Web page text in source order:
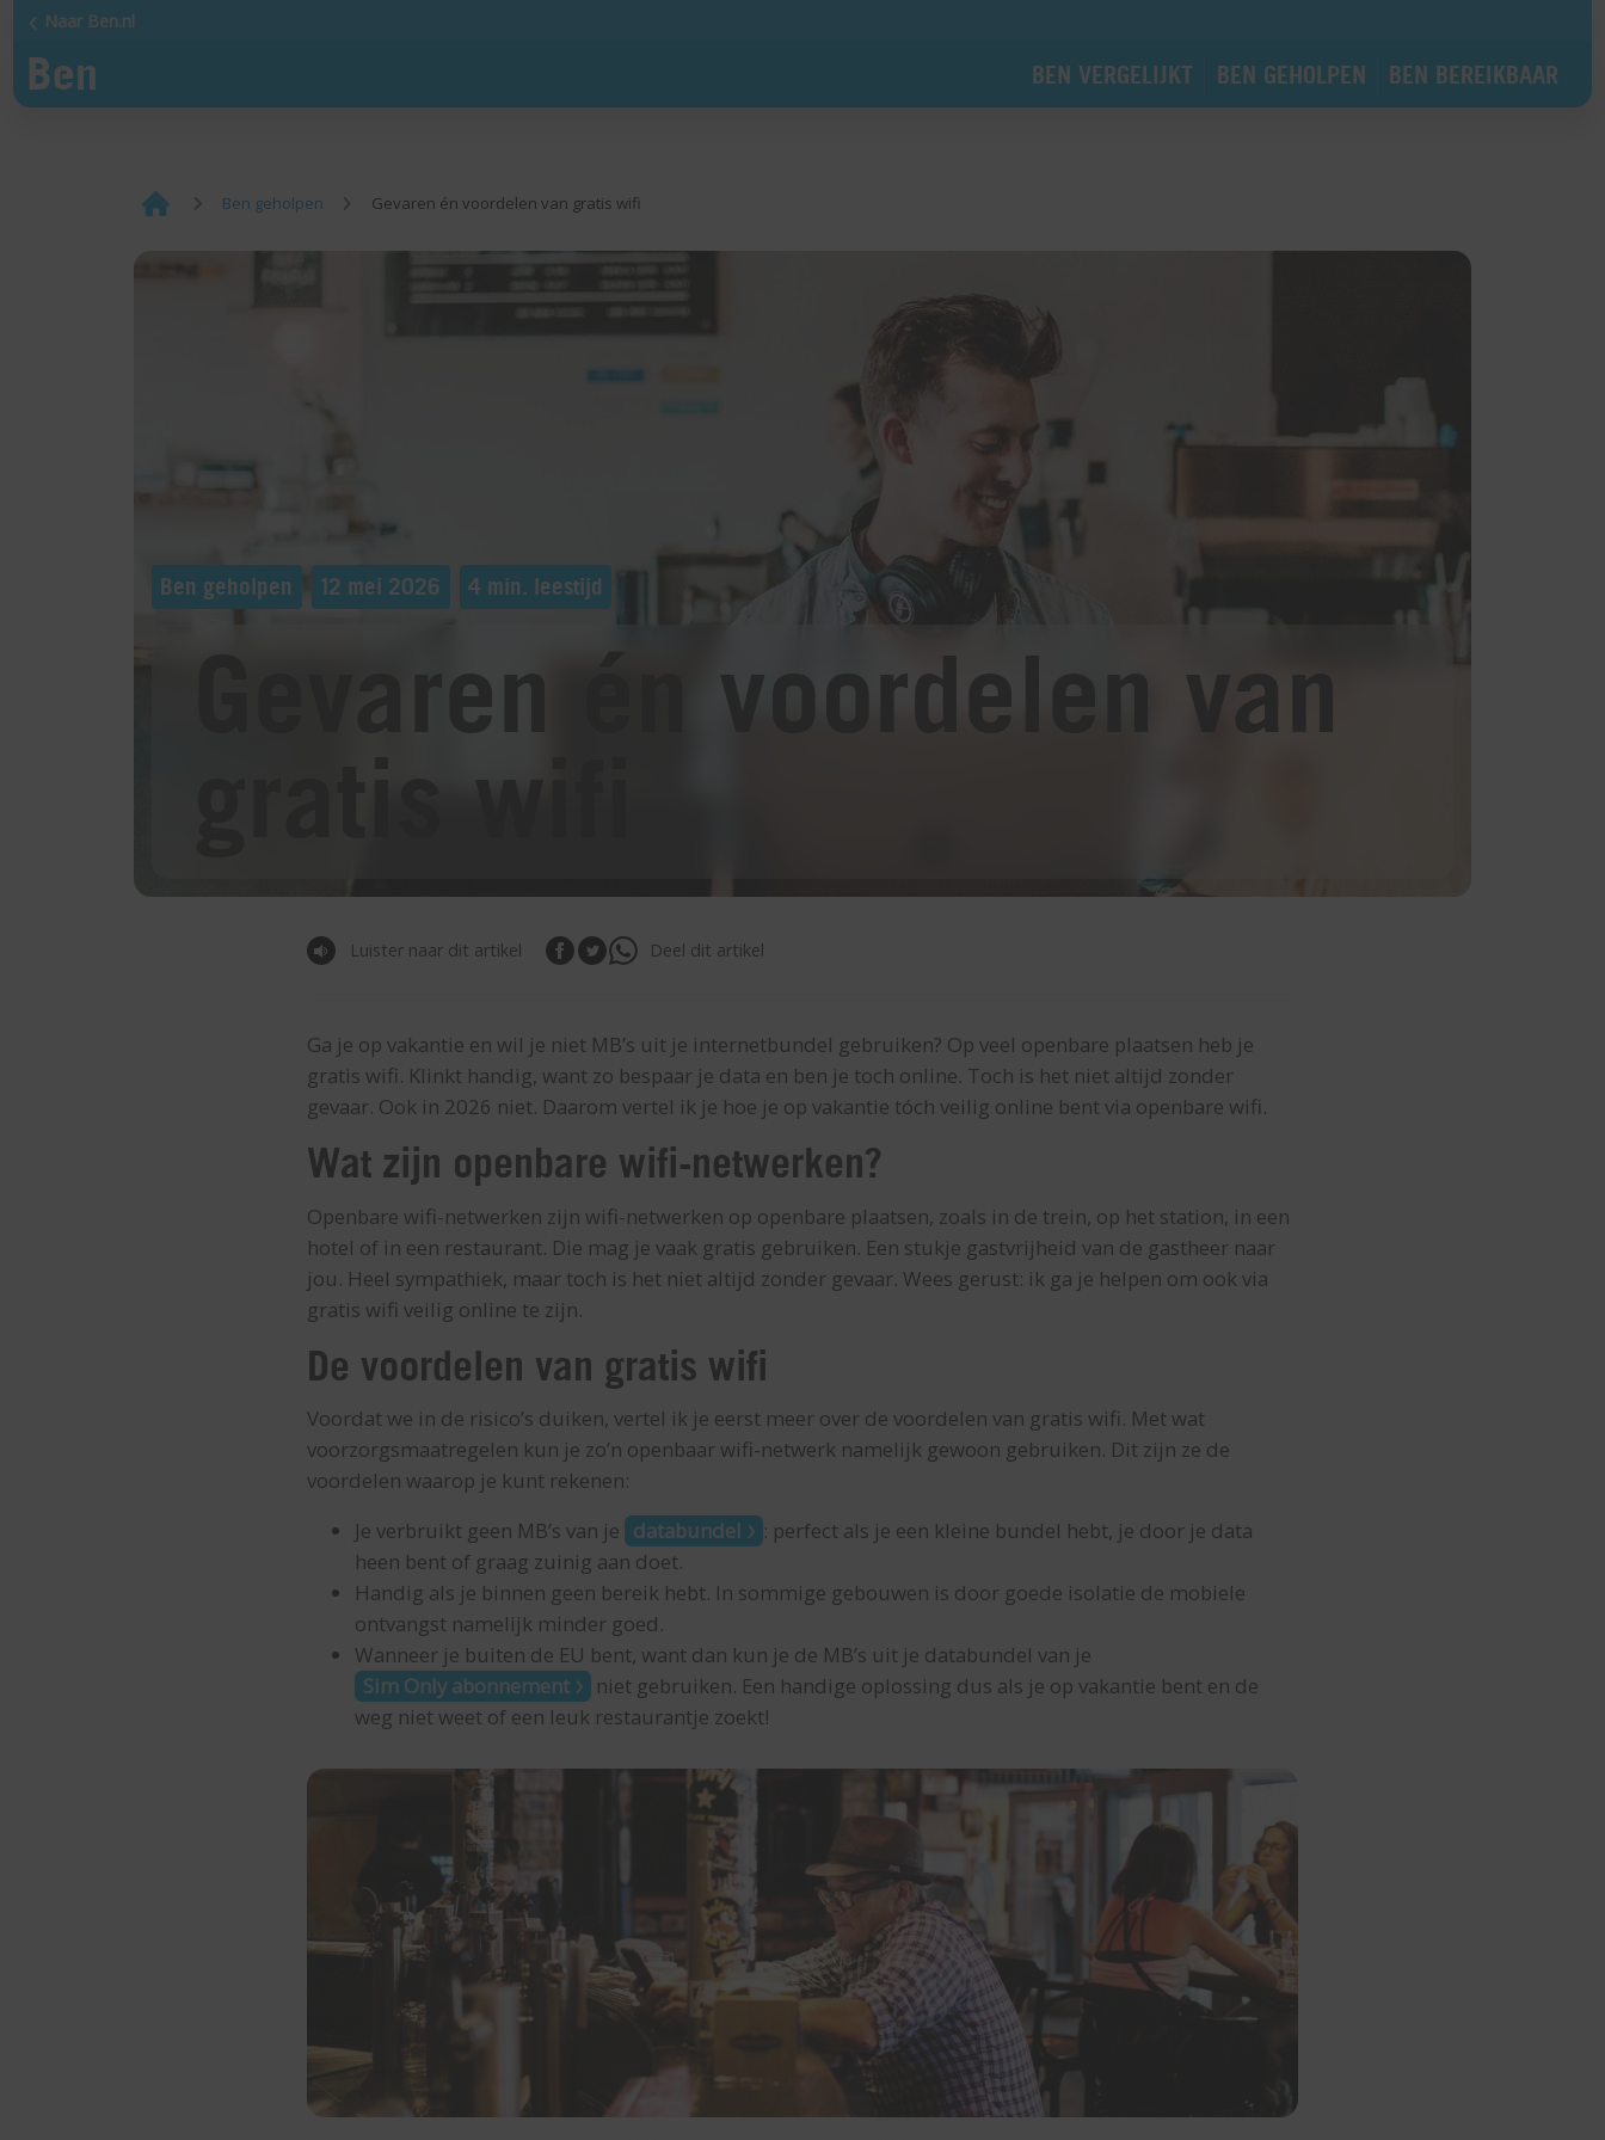
Naar Ben.nl
¡ BEN VERGELIJKT BEN GEHOLPEN BEN BEREIKBAAR
Home Ben geholpen Gevaren én voordelen van gratis wifi
Ben geholpen 12 mei 2026 4 min. leestijd
Gevaren én voordelen van
Luister naar dit artikel Deel dit artikel
Ga je op vakantie en wil je niet MB’s uit je internetbundel gebruiken? Op veel openbare plaatsen heb je
gratis wifi. Klinkt handig, want zo bespaar je data en ben je toch online. Toch is het niet altijd zonder
gevaar. Ook in 2026 niet. Daarom vertel ik je hoe je op vakantie tóch veilig online bent via openbare wifi.
Wat zijn openbare wifi-netwerken?
Openbare wifi-netwerken zijn wifi-netwerken op openbare plaatsen, zoals in de trein, op het station, in een
hotel of in een restaurant. Die mag je vaak gratis gebruiken. Een stukje gastvrijheid van de gastheer naar
jou. Heel sympathiek, maar toch is het niet altijd zonder gevaar. Wees gerust: ik ga je helpen om ook via
gratis wifi veilig online te zijn.
De voordelen van gratis wifi
Voordat we in de risico’s duiken, vertel ik je eerst meer over de voordelen van gratis wifi. Met wat
voorzorgsmaatregelen kun je zo’n openbaar wifi-netwerk namelijk gewoon gebruiken. Dit zijn ze de
voordelen waarop je kunt rekenen:
Je verbruikt geen MB’s van je databundel
: perfect als je een kleine bundel hebt, je door je data
heen bent of graag zuinig aan doet.
Handig als je binnen geen bereik hebt. In sommige gebouwen is door goede isolatie de mobiele
ontvangst namelijk minder goed.
Wanneer je buiten de EU bent, want dan kun je de MB’s uit je databundel van je
Sim Only abonnement
niet gebruiken. Een handige oplossing dus als je op vakantie bent en de
weg niet weet of een leuk restaurantje zoekt!